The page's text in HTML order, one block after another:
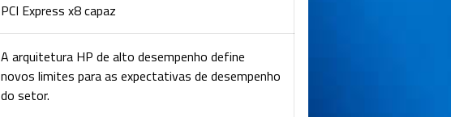
PCI Express x8 capaz
A arquitetura HP de alto desempenho define
novos limites para as expectativas de desempenho
do setor.